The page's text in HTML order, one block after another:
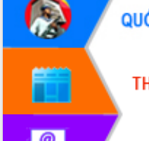
tay làm sạch môi trường
Xã Ea Kar bước chuyển mình trong
công tác cải cách hành chính mô hình
UBND tỉnh họp báo định kỳ tháng 4
năm 2026
Hội thảo khoa học “Giải pháp thúc đẩy
phát triển nền kinh tế xanh tại tỉnh
Đắk Lắk”